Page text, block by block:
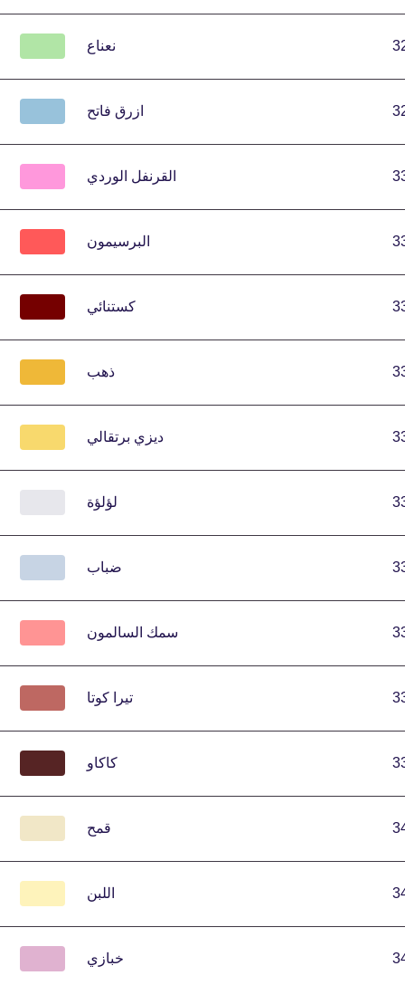
نعناع
ازرق فاتح
القرنفل الوردي
البرسيمون
كستنائي
ذهب
ديزي برتقالي
لؤلؤة
ضباب
سمك السالمون
تيرا كوتا
كاكاو
قمح
اللبن
خبازي